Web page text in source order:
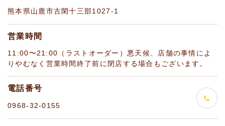
熊本県山鹿市古閑十三部1027-1
営業時間
11:00〜21:00（ラストオーダー）悪天候、店舗の事情によ
りやむなく営業時間終了前に閉店する場合もございます。
電話番号
0968-32-0155